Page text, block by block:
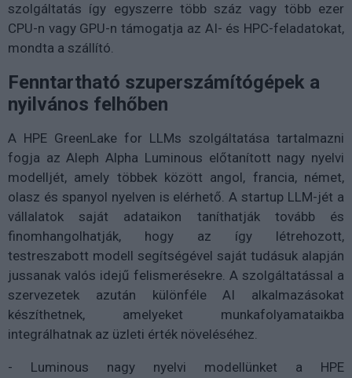
szolgáltatás így egyszerre több száz vagy több ezer
CPU-n vagy GPU-n támogatja az AI- és HPC-feladatokat,
mondta a szállító.
Fenntartható szuperszámítógépek a
nyilvános felhőben
A HPE GreenLake for LLMs szolgáltatása tartalmazni
fogja az Aleph Alpha Luminous előtanított nagy nyelvi
modelljét, amely többek között angol, francia, német,
olasz és spanyol nyelven is elérhető. A startup LLM-jét a
vállalatok saját adataikon taníthatják tovább és
finomhangolhatják, hogy az így létrehozott,
testreszabott modell segítségével saját tudásuk alapján
jussanak valós idejű felismerésekre. A szolgáltatással a
szervezetek azután különféle AI alkalmazásokat
készíthetnek, amelyeket munkafolyamataikba
integrálhatnak az üzleti érték növeléséhez.
- Luminous nagy nyelvi modellünket a HPE